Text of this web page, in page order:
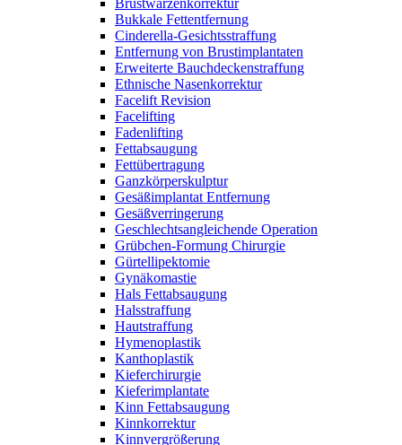
Bukkale Fettentfernung
Cinderella-Gesichtsstraffung
Entfernung von Brustimplantaten
Erweiterte Bauchdeckenstraffung
Ethnische Nasenkorrektur
Facelift Revision
Facelifting
Fadenlifting
Fettabsaugung
Fettübertragung
Ganzkörperskulptur
Gesäßimplantat Entfernung
Gesäßverringerung
Geschlechtsangleichende Operation
Grübchen-Formung Chirurgie
Gürtellipektomie
Gynäkomastie
Hals Fettabsaugung
Halsstraffung
Hautstraffung
Hymenoplastik
Kanthoplastik
Kieferchirurgie
Kieferimplantate
Kinn Fettabsaugung
Kinnkorrektur
Kinnvergrößerung